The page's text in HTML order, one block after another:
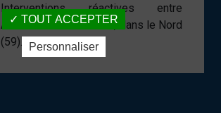
Interventions réactives entre
Armentières et Lomme, dans le Nord
(59).
TOUT ACCEPTER
Personnaliser